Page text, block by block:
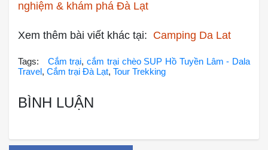
nghiệm & khám phá Đà Lạt
Xem thêm bài viết khác tại: Camping Da Lat
Tags: Cắm trại,cắm trại chèo SUP Hồ Tuyền Lâm - Dala
Travel, Cắm trại Đà Lạt, Tour Trekking
BÌNH LUẬN